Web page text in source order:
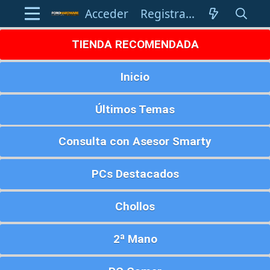
Acceder Registrarse
TIENDA RECOMENDADA
Inicio
Últimos Temas
Consulta con Asesor Smarty
PCs Destacados
Chollos
2ª Mano